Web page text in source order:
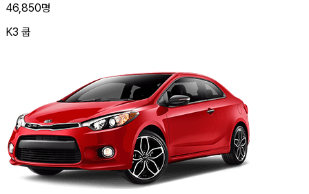
46,850명
K3 쿱